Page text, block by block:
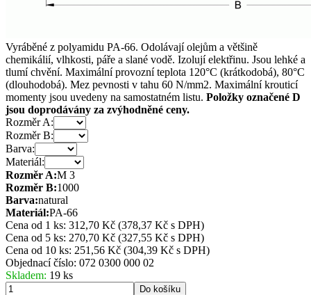
Vyráběné z polyamidu PA-66. Odolávají olejům a většině
chemikálií, vlhkosti, páře a slané vodě. Izolují elektřinu. Jsou lehké a
tlumí chvění. Maximální provozní teplota 120°C (krátkodobá), 80°C
(dlouhodobá). Mez pevnosti v tahu 60 N/mm2. Maximální krouticí
momenty jsou uvedeny na samostatném listu. Položky označené D
jsou doprodávány za zvýhodněné ceny.
Rozměr A:
Rozměr B:
Barva:
Materiál:
Rozměr A:M 3
Rozměr B:1000
Barva:natural
Materiál:PA-66
Cena od 1 ks: 312,70 Kč (378,37 Kč s DPH)
Cena od 5 ks: 270,70 Kč (327,55 Kč s DPH)
Cena od 10 ks: 251,56 Kč (304,39 Kč s DPH)
Objednací číslo: 072 0300 000 02
Skladem: 19 ks
Do košíku